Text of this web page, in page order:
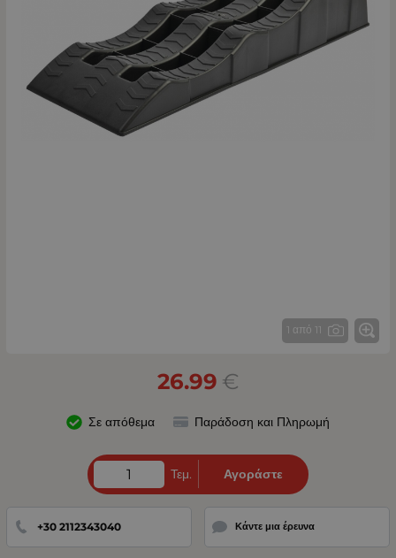
1 από 11
26.99 €
Σε απόθεμα Παράδοση και Πληρωμή
Τεμ. Αγοράστε
+30 2112343040 Κάντε μια έρευνα